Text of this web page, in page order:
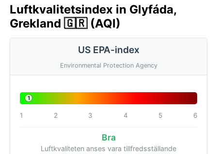
Luftkvalitetsindex in Glyfáda,
Grekland 🇬🇷 (AQI)
US EPA-index
Environmental Protection Agency
1
1 2 3 4 5 6
Bra
Luftkvaliteten anses vara tillfredsställande